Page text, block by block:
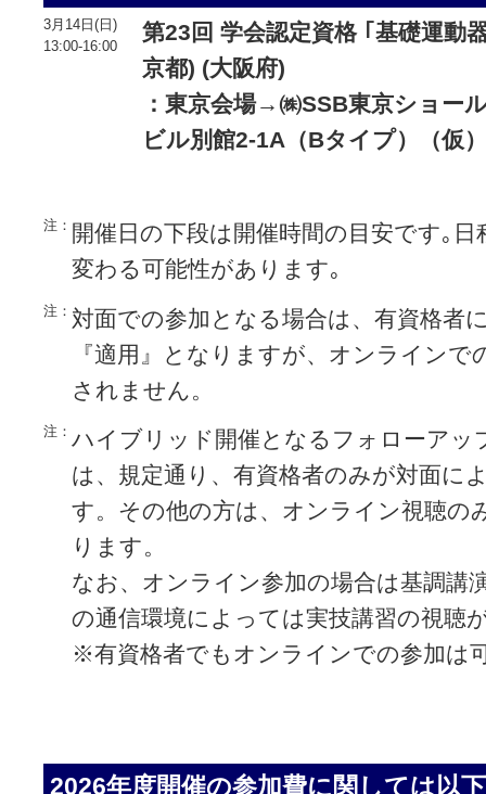
3月14日(日)
13:00-16:00
第23回 学会認定資格 ｢基礎運動
京都) (大阪府)
：東京会場→㈱SSB東京ショー
ビル別館2-1A（Bタイプ）（仮）
注： 開催日の下段は開催時間の目安です｡
変わる可能性があります｡
注： 対面での参加となる場合は、有資格者
『適用』となりますが、オンラインで
されません。
注： ハイブリッド開催となるフォローアッ
は、規定通り、有資格者のみが対面に
す。その他の方は、オンライン視聴の
ります。
なお、オンライン参加の場合は基調講
の通信環境によっては実技講習の視聴
※有資格者でもオンラインでの参加は
2026年度開催の参加費に関しては以